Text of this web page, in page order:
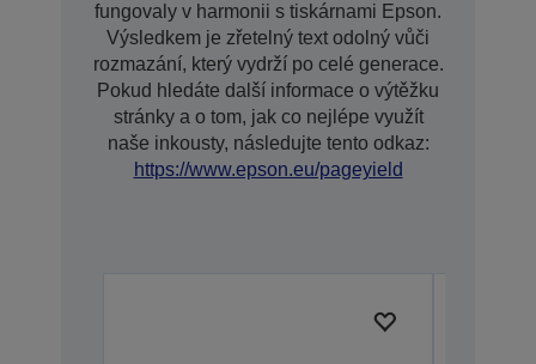
fungovaly v harmonii s tiskárnami Epson.
Výsledkem je zřetelný text odolný vůči
rozmazání, který vydrží po celé generace.
Pokud hledáte další informace o výtěžku
stránky a o tom, jak co nejlépe využít
naše inkousty, následujte tento odkaz:
https://www.epson.eu/pageyield